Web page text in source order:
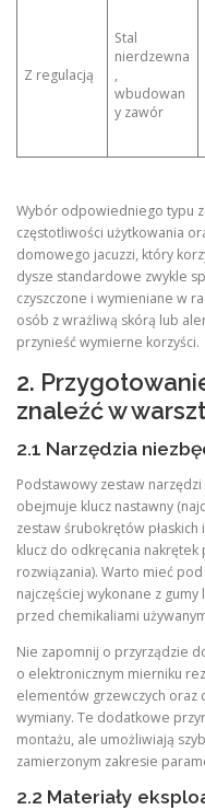
Z regulacją
Stal
nierdzewna
,
wbudowan
y zawór
Wybór odpowiedniego typu
częstotliwości użytkowania
domowego jacuzzi, który
dysze standardowe zwykle
czyszczone i wymieniane w
osób z wrażliwą skórą lub
przynieść wymierne korzyści.
2.
znaleźć w
2.1 Narzędzia
Podstawowy zestaw
obejmuje klucz nastawny
zestaw śrubokrętów płaskich
klucz do odkręcania
rozwiązania). Warto mieć
najczęściej wykonane z
przed chemikaliami
Nie zapomnij o przyrządzie
o elektronicznym mierniku
elementów grzewczych oraz
wymiany. Te dodatkowe
montażu, ale umożliwiają
zamierzonym zakresie
2.2 Materiały